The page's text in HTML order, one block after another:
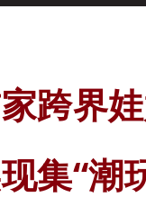
跨界
集“潮